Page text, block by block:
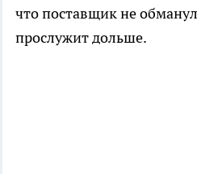
что поставщик не
прослужит дольше.